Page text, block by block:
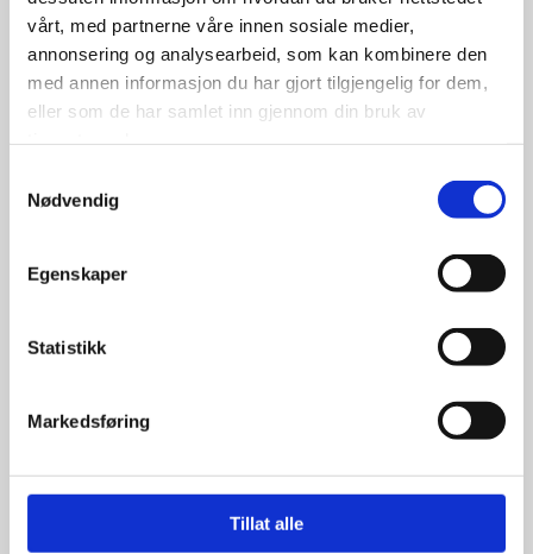
vårt, med partnerne våre innen sosiale medier,
annonsering og analysearbeid, som kan kombinere den
med annen informasjon du har gjort tilgjengelig for dem,
eller som de har samlet inn gjennom din bruk av
Nødvendig
Egenskaper
Statistikk
Markedsføring
Tillat alle
Coker Classic Radial 205/75R14
97P 2 3/8″ WW